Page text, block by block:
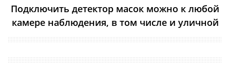
Подключить детектор масок можно к любой
камере наблюдения, в том числе и уличной